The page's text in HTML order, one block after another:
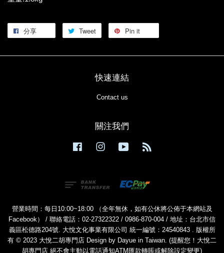
分享 Tweet Pin it
快速連結
Contact us
關注我們
Facebook Instagram YouTube
營業時間：每日10:00~18:00 （全年無休，如有公休將公佈于本網站及
Facebook） / 聯絡電話：02-27322322 / 0986-870-004 / 地址：台北市信
義區松德路204號. 大悅文化事業有限公司 統一編號：24540843 . 版權所
有 © 2023 大悅二胡專門店 Design by Dayue in Taiwan. (提醒您！大悅二
胡專門店 絕不會主動以電話通知ATM匯款轉賬或解除設定變更)